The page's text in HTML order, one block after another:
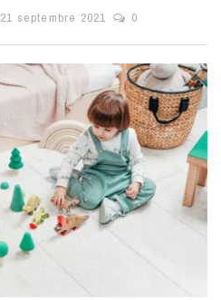
21 septembre 2021 0